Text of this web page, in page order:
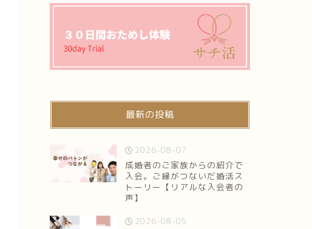
最新の投稿
2026-08-07
成婚者のご家族からの紹介で
入会。ご縁がつないだ婚活ス
トーリー【リアルな入会者の
声】
2026-08-05